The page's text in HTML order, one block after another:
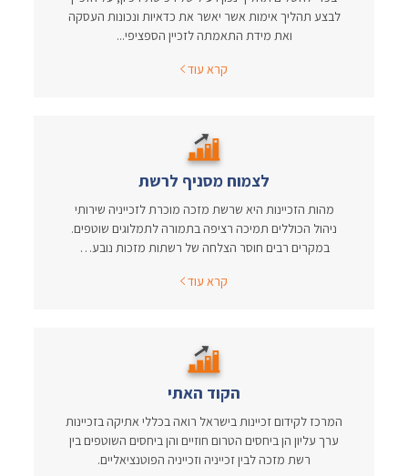
לבצע תהליך אימות אשר יאשר את כדאיות ונכונות העסקה
ואת מידת התאמתה לזכיין הספציפי...
קרא עוד
לצמוח מסניף לרשת
מהות הזכיינות היא שרשת מזכה מוכרת לזכייניה שירותי
ניהול הכוללים תמיכה רציפה בתמורה לתמלוגים שוטפים.
במקרים רבים חוסר הצלחה של רשתות מזכות נובע…
קרא עוד
הקוד האתי
המרכז לקידום זכיינות בישראל רואה בכללי אתיקה בזכיינות
ערך עליון הן ביחסים הטרום חוזיים והן ביחסים השוטפים בין
רשת מזכה לבין זכייניה וזכייניה הפוטנציאליים.